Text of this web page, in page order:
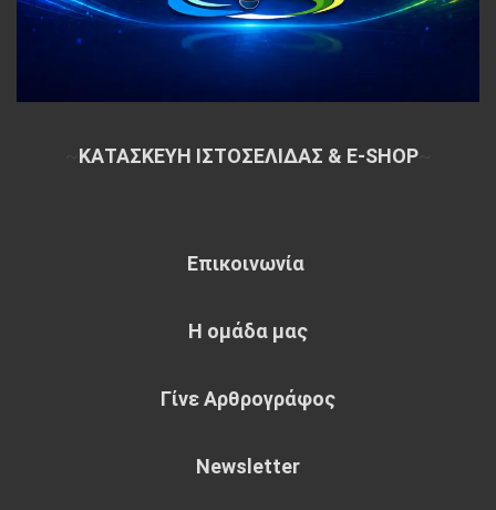
ΚΑΤΑΣΚΕΥΗ ΙΣΤΟΣΕΛΙΔΑΣ & E-SHOP~
Επικοινωνία
Η ομάδα μας
Γίνε Αρθρογράφος
Newsletter